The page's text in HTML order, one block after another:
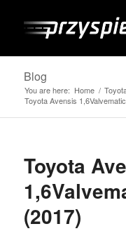
Blog
You are here: Home /
Toyota Avensis
Toyota
(2017)